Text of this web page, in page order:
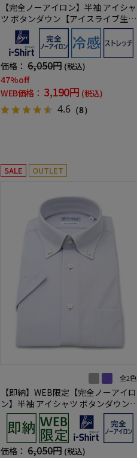
【完全ノーアイロン】半袖 アイシャ
ツ ボタンダウン【アイスライブ生地
使用】吸湿冷感 ストライプ i-shirt
ワイシャツ 春夏
価格： 6,050円 (税込)
47%off
WEB価格： 3,190円 (税込)
4.6 （8）
SALE OUTLET
全2色
【即納】WEB限定【完全ノーアイロ
ン】半袖 アイシャツ ボタンダウン
ストレッチ 無地 i-shirt ワイシャツ
春夏
価格： 6,050円 (税込)